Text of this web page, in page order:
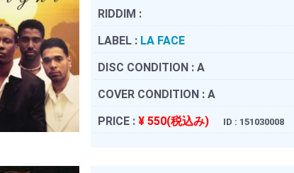
RIDDIM :
LABEL : LA FACE
DISC CONDITION : A
COVER CONDITION : A
PRICE : ¥ 550(税込み) ID : 151030008